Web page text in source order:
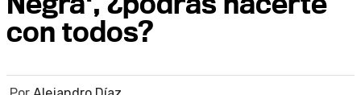
con todos?